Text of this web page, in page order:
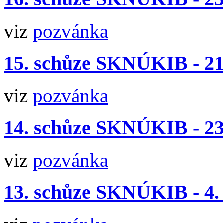
viz pozvánka
15. schůze SKNÚKIB -
viz pozvánka
14. schůze SKNÚKIB -
viz pozvánka
13. schůze SKNÚKIB -